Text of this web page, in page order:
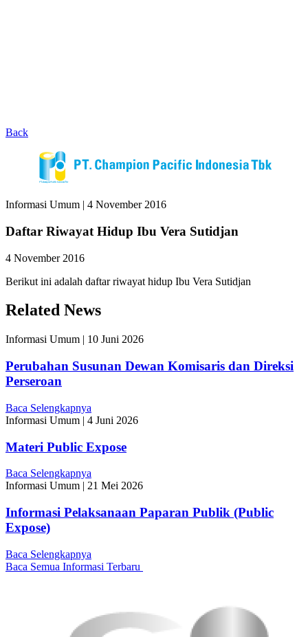
Back
Informasi Umum | 4 November 2016
Daftar Riwayat Hidup Ibu Vera Sutidjan
4 November 2016
Berikut ini adalah daftar riwayat hidup Ibu Vera Sutidjan
Related News
Informasi Umum | 10 Juni 2026
Perubahan Susunan Dewan Komisaris dan Direksi
Perseroan
Baca Selengkapnya
Informasi Umum | 4 Juni 2026
Materi Public Expose
Baca Selengkapnya
Informasi Umum | 21 Mei 2026
Informasi Pelaksanaan Paparan Publik (Public
Expose)
Baca Selengkapnya
Baca Semua Informasi Terbaru